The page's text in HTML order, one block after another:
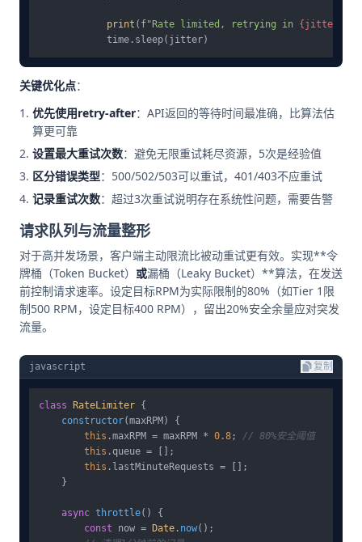
print ( f"Rate limited, retrying in {jitter:
关键优化点：
优先使用retry-after：API返回的等待时间最准确，比算法估
算更可靠
设置最大重试次数：避免无限重试耗尽资源，5次是经验值
区分错误类型：500/502/503可以重试，401/403不应重试
记录重试次数：超过3次重试说明存在系统性问题，需要告警
请求队列与流量整形
对于高并发场景，客户端主动限流比被动重试更有效。实现**令
牌桶（Token Bucket） 或漏桶（Leaky Bucket）**算法，在发送
前控制请求速率。设定目标RPM为实际限制的80%（如Tier 1限
制500 RPM，设定目标400 RPM），留出20%安全余量应对突发
流量。
javascript 复制
class RateLimiter {
constructor(maxRPM) {
this .maxRPM = maxRPM * 0.8 ; // 80%安全阈值
this .queue = [];
this . lastMinuteRequests = [];
    }
async throttle( ) {
const now = Date . now();